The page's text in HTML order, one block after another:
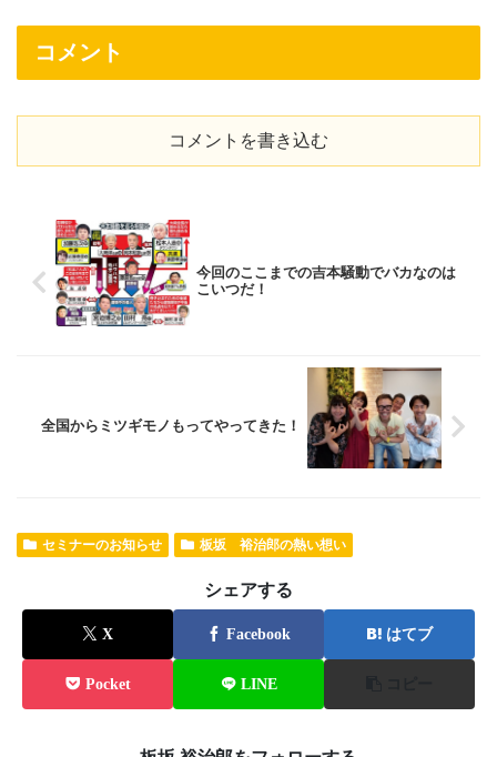
コメント
コメントを書き込む
今回のここまでの吉本騒動でバカなのは
こいつだ！
全国からミツギモノもってやってきた！
セミナーのお知らせ 板坂 裕治郎の熱い想い
シェアする
X Facebook はてブ
Pocket LINE